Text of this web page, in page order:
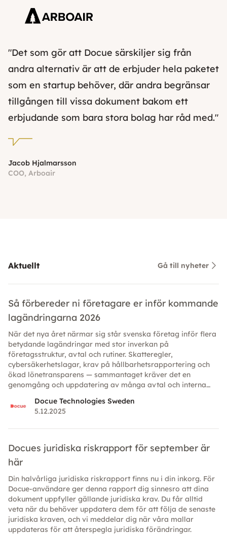
"Det som gör att Docue särskiljer sig från
andra alternativ är att de erbjuder hela paketet
som en startup behöver, där andra begränsar
tillgången till vissa dokument bakom ett
erbjudande som bara stora bolag har råd med."
Jacob Hjalmarsson
COO, Arboair
Aktuellt Gå till nyheter
Så förbereder ni företagare er inför kommande
lagändringarna 2026
När det nya året närmar sig står svenska företag inför flera
betydande lagändringar med stor inverkan på
företagsstruktur, avtal och rutiner. Skatteregler,
cybersäkerhetslagar, krav på hållbarhetsrapportering och
ökad lönetransparens — sammantaget kräver det en
genomgång och uppdatering av många avtal och interna
för att ligga steget före.
Docue Technologies Sweden
5.12.2025
Docues juridiska riskrapport för september är
här
Din halvårliga juridiska riskrapport finns nu i din inkorg. För
Docue-användare ger denna rapport dig sinnesro att dina
dokument uppfyller gällande juridiska krav. Du får alltid
veta när du behöver uppdatera dem för att följa de senaste
juridiska kraven, och vi meddelar dig när våra mallar
uppdateras för att återspegla juridiska förändringar.